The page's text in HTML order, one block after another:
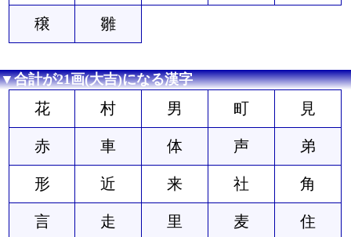
穣 雛
▼合計が21画(大吉)になる漢字
花 村 男 町 見
赤 車 体 声 弟
形 近 来 社 角
言 走 里 麦 住